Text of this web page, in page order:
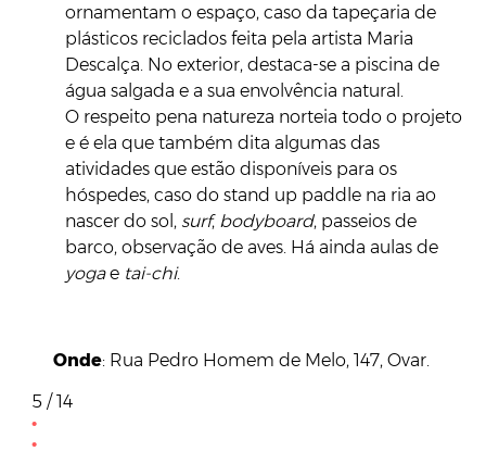
ornamentam o espaço, caso da tapeçaria de
plásticos reciclados feita pela artista Maria
Descalça. No exterior, destaca-se a piscina de
água salgada e a sua envolvência natural.
O respeito pena natureza norteia todo o projeto
e é ela que também dita algumas das
atividades que estão disponíveis para os
hóspedes, caso do stand up paddle na ria ao
nascer do sol, surf, bodyboard, passeios de
barco, observação de aves. Há ainda aulas de
yogae tai-chi.
Onde: Rua Pedro Homem de Melo, 147, Ovar.
5 / 14